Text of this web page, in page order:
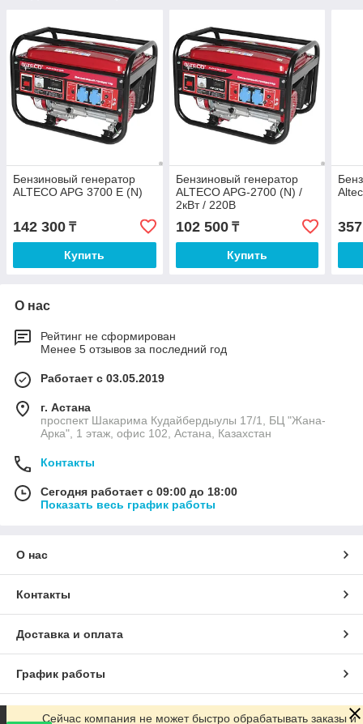
Бензиновый генератор
ALTECO APG 3700 E (N)
142 300 ₸
Купить
Бензиновый генератор
ALTECO APG-2700 (N) /
2кВт / 220В
102 500₸
Купить
О нас
Рейтинг не сформирован
Менее 5 отзывов за последний год
Работает с 03.05.2019
г. Астана
проспект Шакарима Кудайбердыулы 17/1, БЦ "Жана-
Арка", 1 этаж, офис 102, Астана, Казахстан
Контакты
Сегодня работает с 09:00 до 18:00
Показать весь график работы
О нас
Контакты
Доставка и оплата
График работы
Полная версия сайта
Сейчас компания не может быстро обрабатывать заказы и